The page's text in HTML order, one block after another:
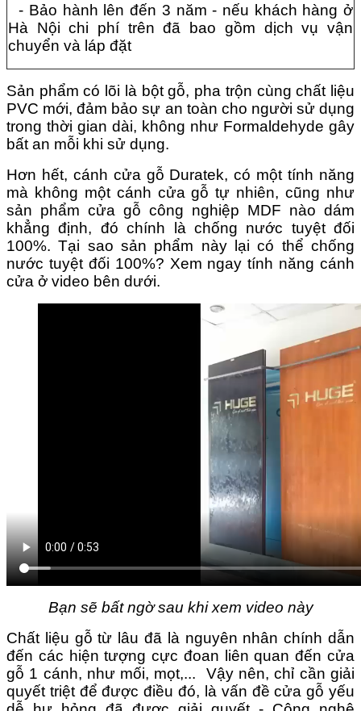
- Bảo hành lên đến 3 năm - nếu khách hàng ở
Hà Nội chi phí trên đã bao gồm dịch vụ vận
chuyển và láp đặt
Sản phẩm có lõi là bột gỗ, pha trộn cùng chất liệu
PVC mới, đảm bảo sự an toàn cho người sử dụng
trong thời gian dài, không như Formaldehyde gây
bất an mỗi khi sử dụng.
Hơn hết, cánh cửa gỗ Duratek, có một tính năng
mà không một cánh cửa gỗ tự nhiên, cũng như
sản phẩm cửa gỗ công nghiệp MDF nào dám
khẳng định, đó chính là chống nước tuyệt đối
100%.Tại sao sản phẩm này lại có thể chống
nước tuyệt đối 100%? Xem ngay tính năng cánh
cửa ở video bên dưới.
Bạn sẽ bất ngờ sau khi xem video này
Chất liệu gỗ từ lâu đã là nguyên nhân chính dẫn
đến các hiện tượng cực đoan liên quan đến cửa
gỗ 1 cánh, như mối, mọt,... Vậy nên, chỉ cần giải
quyết triệt để được điều đó, là vấn đề cửa gỗ yếu